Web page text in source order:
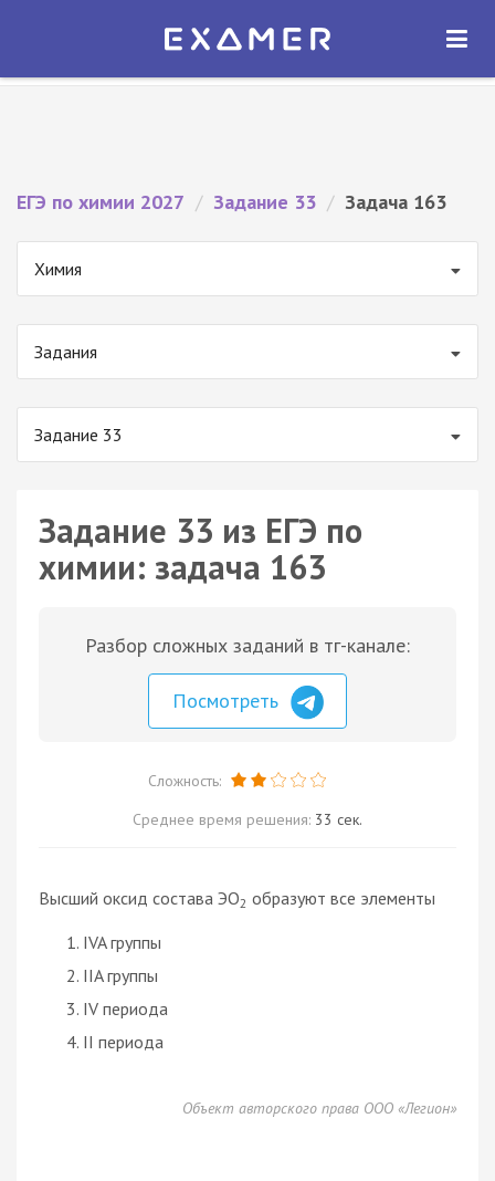
Экзамер — ЕГЭ 2027
ОТКРЫТЬ
ЕГЭ по химии 2027 / Задание 33 / Задача 163
Химия
Задания
Задание 33
Задание 33 из ЕГЭ по
химии: задача 163
Разбор сложных заданий в тг-канале:
Посмотреть
Сложность:
Среднее время решения: 33 сек.
Высший оксид состава ЭО2 образуют все элементы
IVA группы
IIA группы
IV периода
II периода
Объект авторского права ООО «Легион»